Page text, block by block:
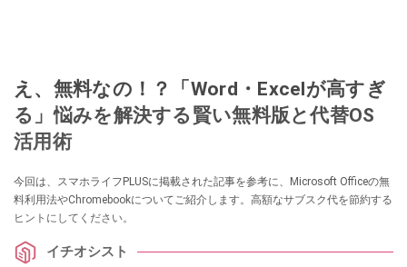
え、無料なの！？「Word・Excelが高すぎ
る」悩みを解決する賢い無料版と代替OS
活用術
今回は、スマホライフPLUSに掲載された記事を参考に、Microsoft Officeの無
料利用法やChromebookについてご紹介します。高額なサブスク代を節約する
ヒントにしてください。
イチオシスト